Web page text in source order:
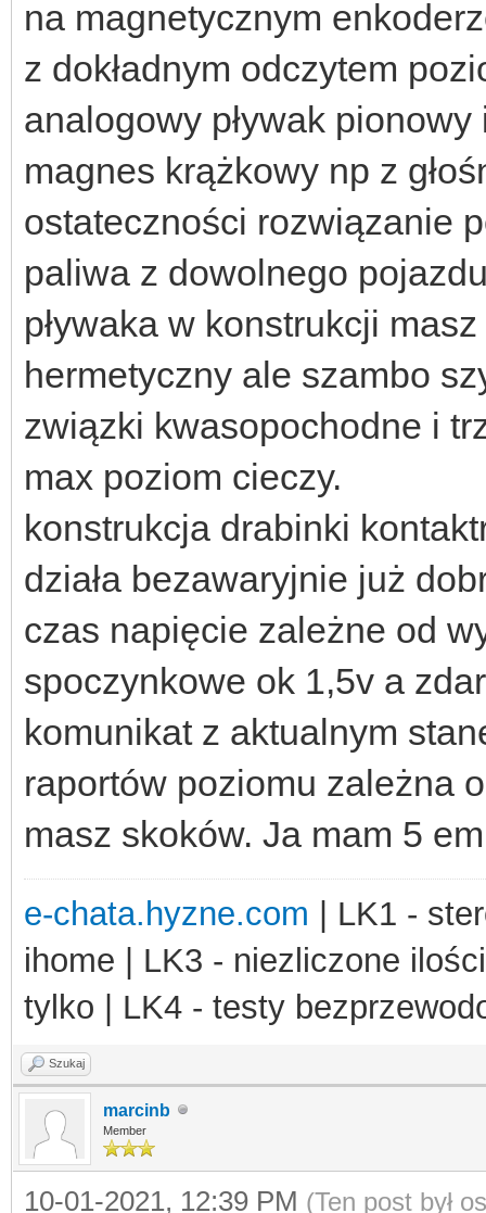
na magnetycznym
z dokładnym odczytem
analogowy pływak
magnes krążkowy np z
ostateczności rozwiązanie
paliwa z dowolnego
pływaka w konstrukcji
hermetyczny ale szambo
związki kwasopochodne i
max poziom cieczy.
konstrukcja drabinki
działa bezawaryjnie już
czas napięcie zależne od
spoczynkowe ok 1,5v a
komunikat z aktualnym
raportów poziomu zależna
masz skoków. Ja mam 5
e-chata.hyzne.com | LK1 -
ihome | LK3 - niezliczone
tylko | LK4 - testy
Szukaj
marcinb
Member
10-01-2021, 12:39 PM (Ten post był